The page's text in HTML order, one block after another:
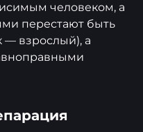
человеком, а
перестают быть
— взрослый), а